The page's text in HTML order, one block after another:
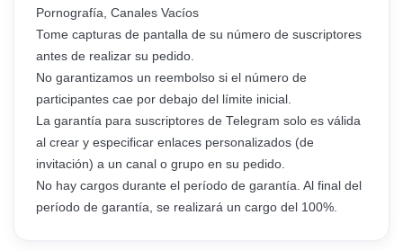
Pornografía, Canales Vacíos
Tome capturas de pantalla de su número de suscriptores
antes de realizar su pedido.
No garantizamos un reembolso si el número de
participantes cae por debajo del límite inicial.
La garantía para suscriptores de Telegram solo es válida
al crear y especificar enlaces personalizados (de
invitación) a un canal o grupo en su pedido.
No hay cargos durante el período de garantía. Al final del
período de garantía, se realizará un cargo del 100%.